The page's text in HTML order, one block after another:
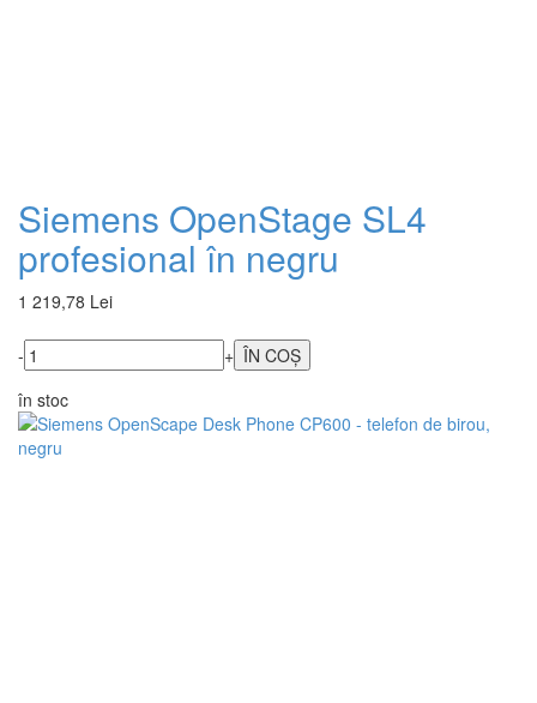
Siemens OpenStage SL4
profesional în negru
1 219,78 Lei
-
+
în stoc